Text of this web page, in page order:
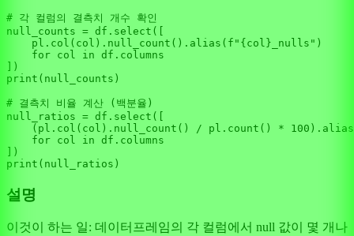
# 각 컬럼의 결측치 개수 확인
null_counts = df.select([
    pl.col(col).null_count().alias(
f" {col} _nulls" )
for col in df.columns
print (null_counts)
# 결측치 비율 계산 (백분율)
null_ratios = df.select([
    (pl.col(col).null_count() / pl.count() *
100
for col in df.columns
print
설명
이것이 하는 일: 데이터프레임의 각 컬럼에서 null 값이 몇 개나